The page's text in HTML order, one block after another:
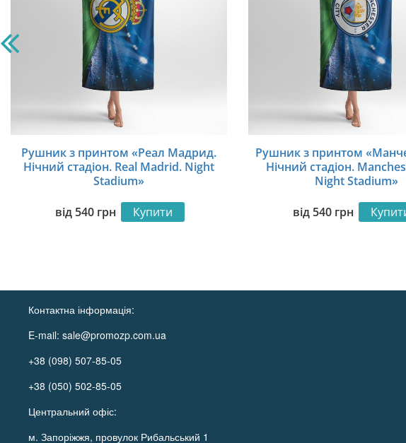
Рушник з принтом «Реал Мадрид.
Нічний стадіон. Real Madrid. Night
Stadium»
від 540 грн Купити
Рушник з принтом
Нічний стадіон.
Night Stadium»
від 540 грн
Контактна інформація:
E-mail:sale@promozp.com.ua
+38 (098) 507-85-05
+38 (050) 502-85-05
Центральний офіс:
м. Запоріжжя, провулок Рибальський 1